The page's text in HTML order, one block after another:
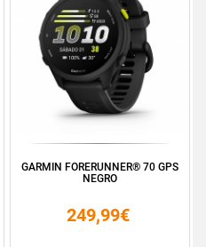
GARMIN FORERUNNER® 70 GPS
NEGRO
249,99€